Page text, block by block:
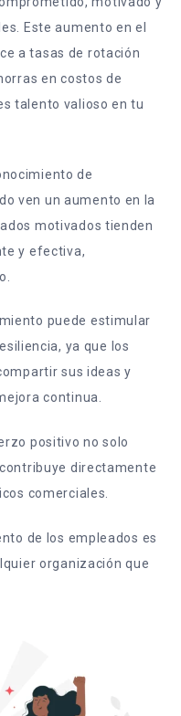
Este aumento en el
a tasas de rotación
en costos de
talento valioso en tu
de
ven un aumento en la
motivados tienden
y efectiva,
puede estimular
ya que los
sus ideas y
continua.
positivo no solo
directamente
comerciales.
de los empleados es
organización que